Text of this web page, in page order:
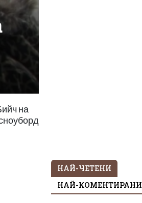
на
НАЙ-ЧЕТЕНИ
НАЙ-КОМЕНТИРАНИ